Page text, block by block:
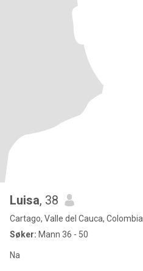
Luisa, 38
Cartago, Valle del Cauca, Colombia
Søker: Mann 36 - 50
Na